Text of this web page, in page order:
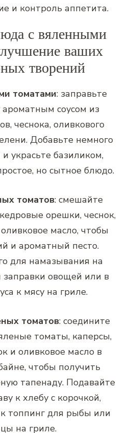
и контроль аппетита.
с вяленными
ваших
творений
томатами: заправьте
ароматным соусом из
чеснока, оливкового
Добавьте немного
украсьте базиликом,
но сытное блюдо.
томатов: смешайте
орешки, чеснок,
масло, чтобы
и ароматный песто.
для намазывания на
заправки овощей или в
к мясу на гриле.
томатов: соедините
томаты, каперсы,
и оливковое масло в
чтобы получить
тапенаду. Подавайте
к хлебу с корочкой,
топпинг для рыбы или
на гриле.